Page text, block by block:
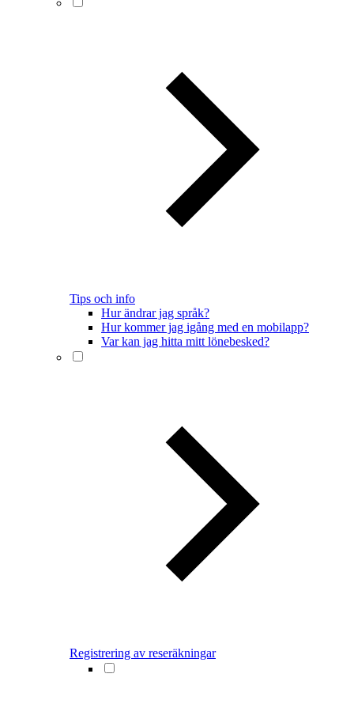
Tips och info
Hur ändrar jag språk?
Hur kommer jag igång med en mobilapp?
Var kan jag hitta mitt lönebesked?
Registrering av reseräkningar